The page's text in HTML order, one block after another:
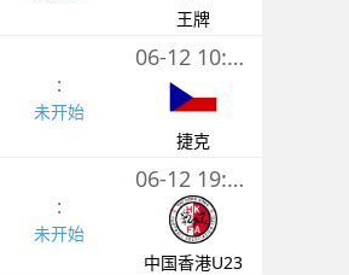
王牌
:
未开始
06-12 10:00
捷克
:
未开始
06-12 19:30
中国香港U23